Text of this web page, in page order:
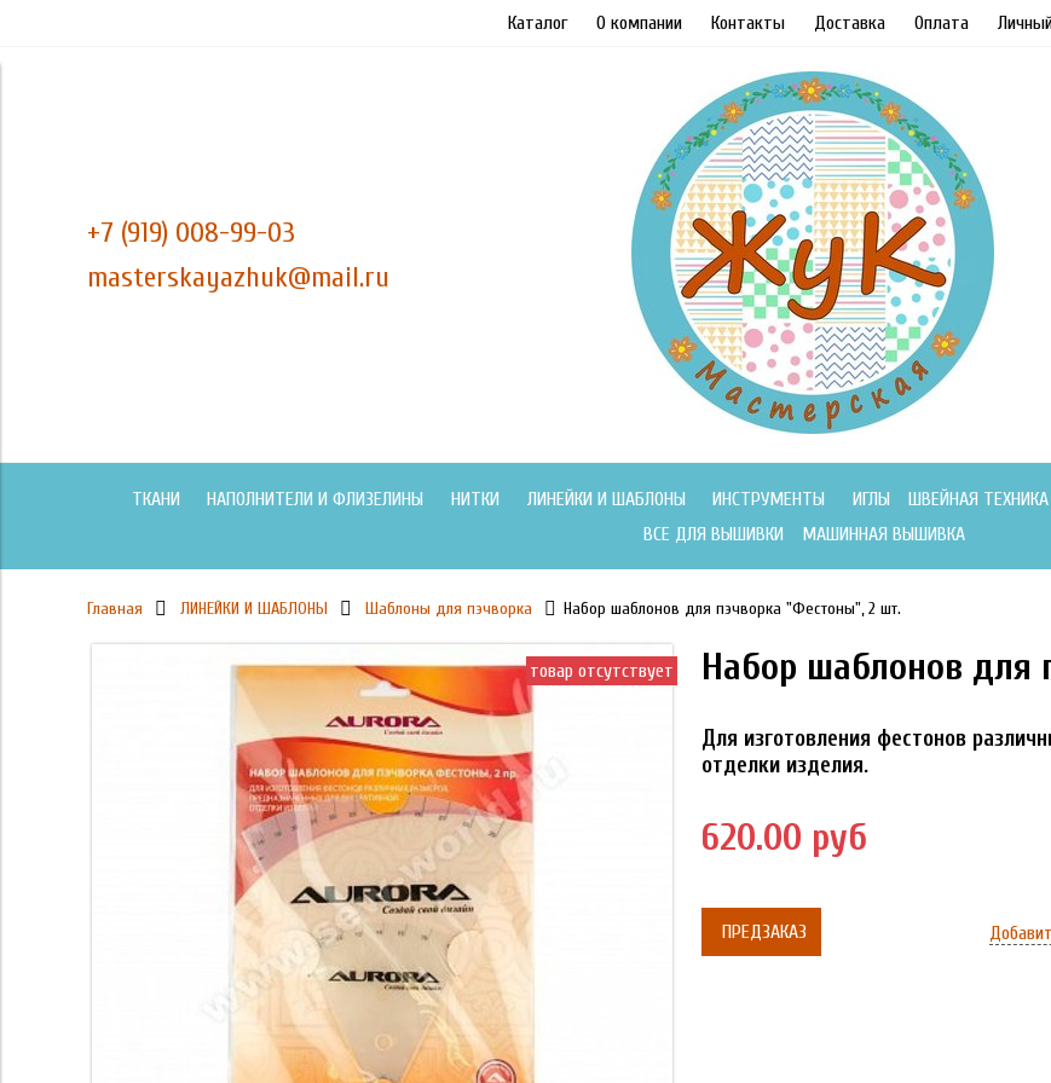
Каталог О компании Контакты Доставка Оплата
+7 (919) 008-99-03
masterskayazhuk@mail.ru
ТКАНИ НАПОЛНИТЕЛИ И ФЛИЗЕЛИНЫ НИТКИ ЛИНЕЙКИ И ШАБЛОНЫ ИНСТРУМЕНТЫ ИГЛЫ ШВЕЙНАЯ ТЕХНИКА
ВСЕ ДЛЯ ВЫШИВКИ
МАШИННАЯ ВЫШИВКА
Главная ЛИНЕЙКИ И ШАБЛОНЫ Шаблоны для пэчворка Набор шаблонов для пэчворка "Фестоны", 2 шт.
товар отсутствует Набор шаблонов для
Для изготовления фестонов
отделки изделия.
620.00 руб
ПРЕДЗАКАЗ